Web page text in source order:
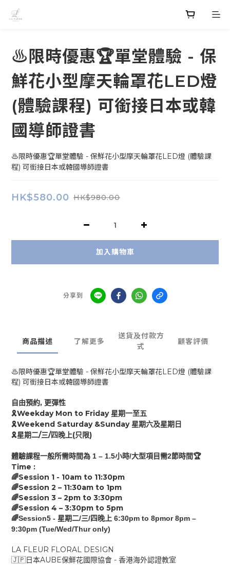
♨️限時優惠🏆單堂體驗 - 保
鮮花小型摩天輪罩花LED燈
(體驗課程) 可銜接日本或韓
國導師證書
♨️限時優惠🏆單堂體驗 - 保鮮花小型摩天輪罩花LED燈 (體驗課
程) 可銜接日本或韓國導師證書
HK$580.00 HK$980.00
加入購物車
分享到
商品描述 了解更多
送貨及付款方
式
顧客評價
♨️限時優惠🏆單堂體驗 - 保鮮花小型摩天輪罩花LED燈 (體驗課
程) 可銜接日本或韓國導師證書
自由預約, 更彈性
🎗Weekday Mon to Friday 星期一至五
🎗Weekend Saturday &Sunday 星期六及星期日
🎗星期二/三/四 晚上(只限)
體驗課程一般所需時間為 1 – 1.5小時/大型項目需2節時間 🏆
Time :
🌈Session 1 - 10am to 11:30pm
🌈Session 2 – 11:30am to 1pm
🌈Session 3 – 2pm to 3:30pm
🌈Session 4 – 3:30pm to 5pm
🌈Session5 - 星期二/三/四晚上 6:30pm to 8pmor 8pm –
9:30pm (Tue/Wed/Thur only)
LA FLEUR FLORAL DESIGN
🇯🇵 日本AUBE保鮮花國際協會 - 香港海外認證教室